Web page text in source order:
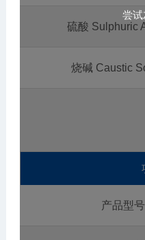
尝试
硫酸 Sulphuric
烧碱 Caustic
产品型